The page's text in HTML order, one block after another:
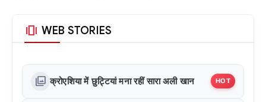
amp_stories WEB STORIES
photo_library क्रोएशिया में छुट्टियां मना रहीं सारा अली खान HOT